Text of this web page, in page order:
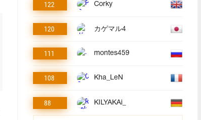
122 Corky
120 カゲマル4
111 montes459
108 Kha_LeN
88 KILYAKAi_